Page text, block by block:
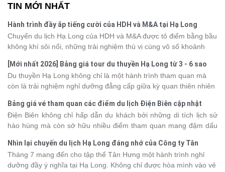
TIN MỚI NHẤT
Hành trình đầy ắp tiếng cười của HDH và M&A tại Hạ Long
Chuyến du lịch Hạ Long của HDH và M&A được tô điểm bằng bầu
không khí sôi nổi, những trải nghiệm thú vị cùng vô số khoảnh
phút giây đồng hành bên nhau, tất cả đã tạo nên một chuyến đi
tràn đầy cảm xúc và dấu ấn khó quên.
[Mới nhất 2026] Bảng giá tour du thuyền Hạ Long từ 3 - 6 sao
Du thuyền Hạ Long không chỉ là một hành trình tham quan mà
còn là trải nghiệm nghỉ dưỡng đẳng cấp giữa kỳ quan thiên nhiên
khác nhau, khiến nhiều du khách băn khoăn khi lựa chọn. Bài viết
dưới đây sẽ cập nhật bảng giá tour du thuyền Hạ Long mới nhất
2026 từ 3 - 6 sao, giúp bạn dễ dàng so sánh và tìm được hành
trình phù hợp với nhu cầu cũng như ngân sách.
Bảng giá vé tham quan các điểm du lịch Điện Biên cập nhật
2026
Điện Biên không chỉ hấp dẫn du khách bởi những di tích lịch sử
hào hùng mà còn sở hữu nhiều điểm tham quan mang đậm dấu
phá vùng đất này, việc cập nhật trước giá vé sẽ giúp bạn chủ
động hơn trong lịch trình và chi phí. Cùng Vietsense Travel tham
khảo bảng giá vé tham quan các điểm du lịch Điện Biênmới nhất
Nhìn lại chuyến du lịch Hạ Long đáng nhớ của Công ty Tân
Hưng 2026
Tháng 7 mang đến cho tập thể Tân Hưng một hành trình nghỉ
dưỡng đầy ý nghĩa tại Hạ Long. Không chỉ được hòa mình vào vẻ